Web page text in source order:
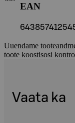
EAN
Uuendame
toote koostisosi
Vaata ka